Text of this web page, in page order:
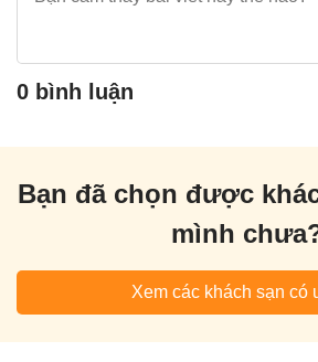
0 bình luận
Bạn đã chọn được
mình
Xem các khách sạn có